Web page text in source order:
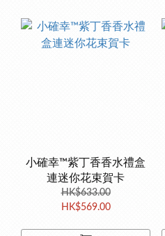
小確幸™紫丁香香水禮盒
連迷你花束賀卡
HK$633.00
HK$569.00